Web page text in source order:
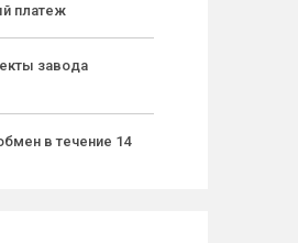
платеж
завода
в течение 14